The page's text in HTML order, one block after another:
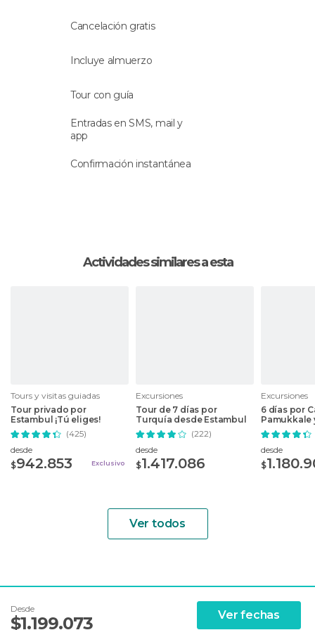
siete maravillas del mundo antiguo
de culturas que se dio en esta región. Por
exterior construido en mármol dan testimonio
del paso por Éfeso de algunos pueblos
musulmanes.
Una vez concluyas tu visita guiada por Éfeso,
Cancelación gratis
Incluye almuerzo
Tour con guía
Entradas en SMS, mail y
app
Confirmación instantánea
Actividades similares a esta
Tours y visitas guiadas
Tour privado por
Estambul ¡Tú eliges!
(425)
desde
$942.853 Exclusivo
Excursiones
Tour de 7 días por
Turquía desde Estambul
(222)
desde
$1.417.086
Excursiones
6 días por
Pamukkale
desde
$
Ver todos
Desde
$1.199.073 Ver fechas